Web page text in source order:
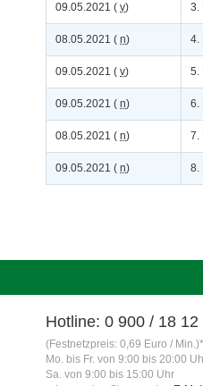
09.05.2021 ( v) 3.
08.05.2021 ( n) 4.
09.05.2021 ( v) 5.
09.05.2021 ( n) 6.
08.05.2021 ( n) 7.
09.05.2021 ( n) 8.
Hotline: 0 900 / 18 12
(Festnetzpreis: 0,69 Euro / Min.)*
Mo. bis Fr. von 9:00 bis 20:00
Sa. von 9:00 bis 15:00 Uhr